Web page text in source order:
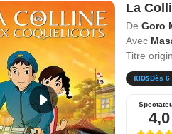
La
De Goro
Avec
Titre
Dès 6
4,0